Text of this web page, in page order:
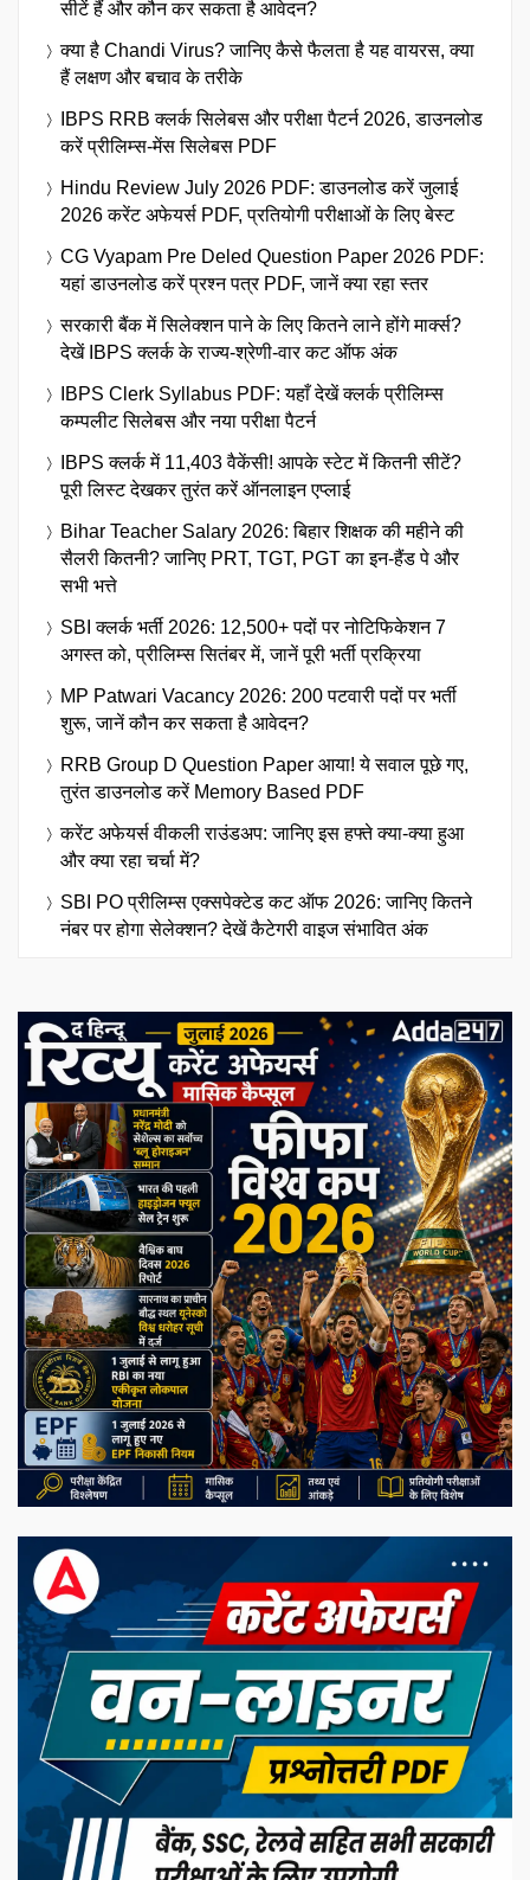
सीटें हैं और कौन कर सकता है आवेदन?
क्या है Chandi Virus? जानिए कैसे फैलता है यह वायरस, क्या
हैं लक्षण और बचाव के तरीके
IBPS RRB क्लर्क सिलेबस और परीक्षा पैटर्न 2026, डाउनलोड
करें प्रीलिम्स-मेंस सिलेबस PDF
Hindu Review July 2026 PDF: डाउनलोड करें जुलाई
2026 करेंट अफेयर्स PDF, प्रतियोगी परीक्षाओं के लिए बेस्ट
CG Vyapam Pre Deled Question Paper 2026 PDF:
यहां डाउनलोड करें प्रश्न पत्र PDF, जानें क्या रहा स्तर
सरकारी बैंक में सिलेक्शन पाने के लिए कितने लाने होंगे मार्क्स?
देखें IBPS क्लर्क के राज्य-श्रेणी-वार कट ऑफ अंक
IBPS Clerk Syllabus PDF: यहाँ देखें क्लर्क प्रीलिम्स
कम्पलीट सिलेबस और नया परीक्षा पैटर्न
IBPS क्लर्क में 11,403 वैकेंसी! आपके स्टेट में कितनी सीटें?
पूरी लिस्ट देखकर तुरंत करें ऑनलाइन एप्लाई
Bihar Teacher Salary 2026: बिहार शिक्षक की महीने की
सैलरी कितनी? जानिए PRT, TGT, PGT का इन-हैंड पे और
सभी भत्ते
SBI क्लर्क भर्ती 2026: 12,500+ पदों पर नोटिफिकेशन 7
अगस्त को, प्रीलिम्स सितंबर में, जानें पूरी भर्ती प्रक्रिया
MP Patwari Vacancy 2026: 200 पटवारी पदों पर भर्ती
शुरू, जानें कौन कर सकता है आवेदन?
RRB Group D Question Paper आया! ये सवाल पूछे गए,
तुरंत डाउनलोड करें Memory Based PDF
करेंट अफेयर्स वीकली राउंडअप: जानिए इस हफ्ते क्या-क्या हुआ
और क्या रहा चर्चा में?
SBI PO प्रीलिम्स एक्सपेक्टेड कट ऑफ 2026: जानिए कितने
नंबर पर होगा सेलेक्शन? देखें कैटेगरी वाइज संभावित अंक